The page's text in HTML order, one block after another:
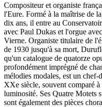
Compositeur et organiste
l'Eure. Formé à la maîtrise de
dix ans, il entre au
avec Paul Dukas et l'orgue
Vierne. Organiste titulaire de
de 1930 jusqu'à sa mort,
qu'un catalogue de quatorze
profondément imprégné de
mélodies modales, est un
XXe siècle, souvent comparé
luminosité. Ses Quatre Motets
sont également des pièces